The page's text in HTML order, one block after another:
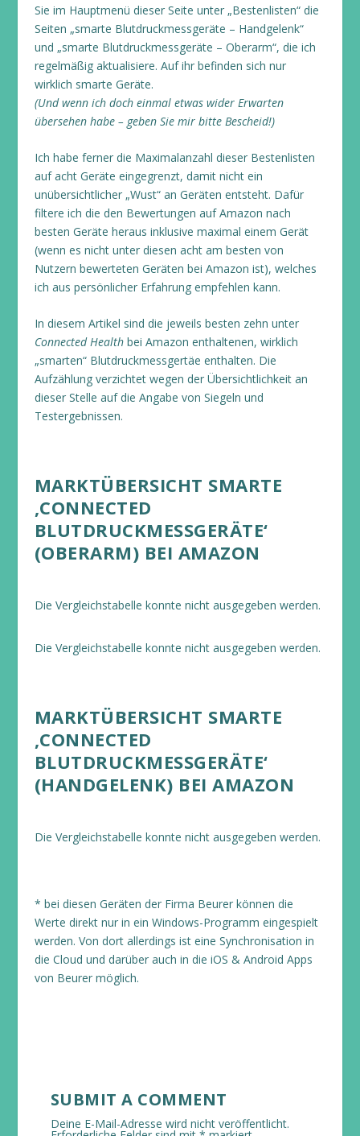
Sie im Hauptmenü dieser Seite unter „Bestenlisten“ die
Seiten „smarte Blutdruckmessgeräte – Handgelenk“
und „smarte Blutdruckmessgeräte – Oberarm“, die ich
regelmäßig aktualisiere. Auf ihr befinden sich nur
wirklich smarte Geräte.
(Und wenn ich doch einmal etwas wider Erwarten
übersehen habe – geben Sie mir bitte Bescheid!)
Ich habe ferner die Maximalanzahl dieser Bestenlisten
auf acht Geräte eingegrenzt, damit nicht ein
unübersichtlicher „Wust“ an Geräten entsteht. Dafür
filtere ich die den Bewertungen auf Amazon nach
besten Geräte heraus inklusive maximal einem Gerät
(wenn es nicht unter diesen acht am besten von
Nutzern bewerteten Geräten bei Amazon ist), welches
ich aus persönlicher Erfahrung empfehlen kann.
In diesem Artikel sind die jeweils besten zehn unter
Connected Healthbei Amazon enthaltenen, wirklich
„smarten“ Blutdruckmessgertäe enthalten. Die
Aufzählung verzichtet wegen der Übersichtlichkeit an
dieser Stelle auf die Angabe von Siegeln und
Testergebnissen.
MARKTÜBERSICHT SMARTE
‚CONNECTED
BLUTDRUCKMESSGERÄTE‘
(OBERARM) BEI AMAZON
Die Vergleichstabelle konnte nicht ausgegeben werden.
Die Vergleichstabelle konnte nicht ausgegeben werden.
MARKTÜBERSICHT SMARTE
‚CONNECTED
BLUTDRUCKMESSGERÄTE‘
(HANDGELENK) BEI AMAZON
Die Vergleichstabelle konnte nicht ausgegeben werden.
* bei diesen Geräten der Firma Beurer können die
Werte direkt nur in ein Windows-Programm eingespielt
werden. Von dort allerdings ist eine Synchronisation in
die Cloud und darüber auch in die iOS & Android Apps
von Beurer möglich.
SUBMIT A COMMENT
Deine E-Mail-Adresse wird nicht veröffentlicht.